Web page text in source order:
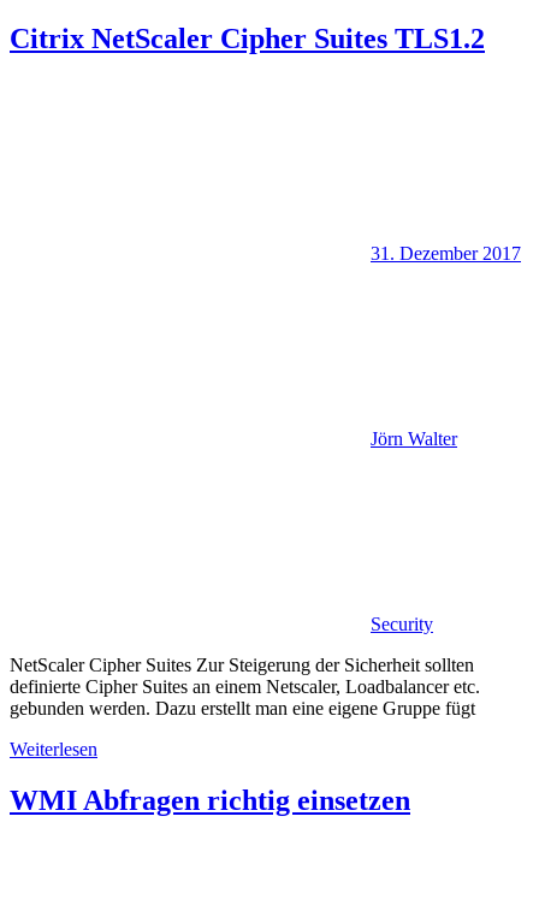
Citrix NetScaler Cipher Suites TLS1.2
31. Dezember 2017
Jörn Walter
Security
NetScaler Cipher Suites Zur Steigerung der Sicherheit sollten
definierte Cipher Suites an einem Netscaler, Loadbalancer etc.
gebunden werden. Dazu erstellt man eine eigene Gruppe fügt
Weiterlesen
WMI Abfragen richtig einsetzen